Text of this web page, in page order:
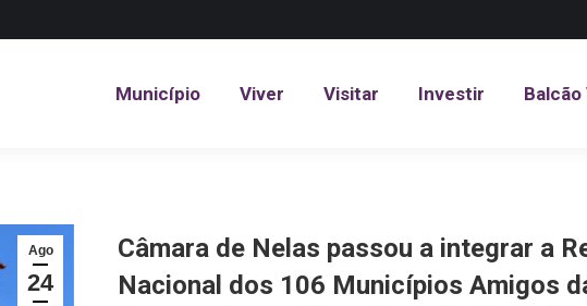
Município Viver Visitar Investir
Ago
24
Câmara de Nelas passou a integrar a
Nacional dos 106 Municípios Amigos
Município Viver Visitar Investir